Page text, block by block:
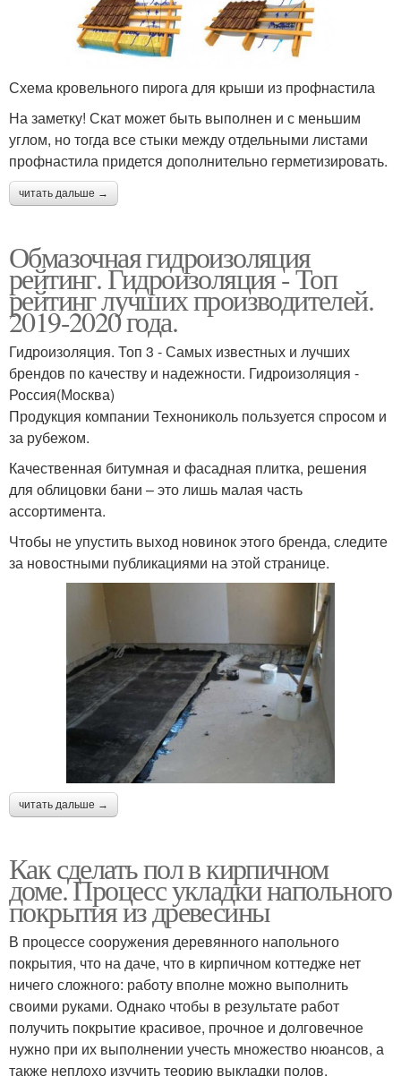
Схема кровельного пирога для крыши из профнастила
На заметку! Скат может быть выполнен и с меньшим
углом, но тогда все стыки между отдельными листами
профнастила придется дополнительно герметизировать.
читать дальше →
Обмазочная гидроизоляция
рейтинг. Гидроизоляция - Топ
рейтинг лучших производителей.
2019-2020 года.
Гидроизоляция. Топ 3 - Самых известных и лучших
брендов по качеству и надежности. Гидроизоляция -
Россия(Москва)
Продукция компании Технониколь пользуется спросом и
за рубежом.
Качественная битумная и фасадная плитка, решения
для облицовки бани – это лишь малая часть
ассортимента.
Чтобы не упустить выход новинок этого бренда, следите
за новостными публикациями на этой странице.
читать дальше →
Как сделать пол в кирпичном
доме. Процесс укладки напольного
покрытия из древесины
В процессе сооружения деревянного напольного
покрытия, что на даче, что в кирпичном коттедже нет
ничего сложного: работу вполне можно выполнить
своими руками. Однако чтобы в результате работ
получить покрытие красивое, прочное и долговечное
нужно при их выполнении учесть множество нюансов, а
также неплохо изучить теорию выкладки полов.